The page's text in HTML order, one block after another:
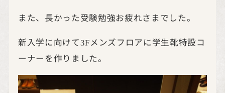
また、長かった受験勉強お疲れさまでした。
新入学に向けて3Fメンズフロアに学生靴特設コ
ーナーを作りました。